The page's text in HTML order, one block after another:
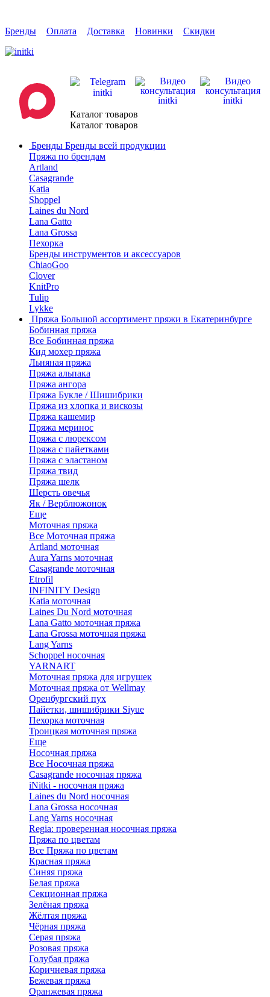
Бренды Оплата Доставка Новинки Скидки
Каталог товаров
Каталог товаров
Бренды Бренды всей продукции
Пряжа по брендам
Artland
Casagrande
Katia
Shoppel
Laines du Nord
Lana Gatto
Lana Grossa
Пехорка
Бренды инструментов и аксессуаров
ChiaoGoo
Clover
KnitPro
Tulip
Lykke
Пряжа Большой ассортимент пряжи в Екатеринбурге
Бобинная пряжа
Все Бобинная пряжа
Кид мохер пряжа
Льняная пряжа
Пряжа альпака
Пряжа ангора
Пряжа Букле / Шишибрики
Пряжа из хлопка и вискозы
Пряжа кашемир
Пряжа меринос
Пряжа с люрексом
Пряжа с пайетками
Пряжа с эластаном
Пряжа твид
Пряжа шелк
Шерсть овечья
Як / Верблюжонок
Еще
Моточная пряжа
Все Моточная пряжа
Artland моточная
Aura Yarns моточная
Casagrande моточная
Etrofil
INFINITY Design
Katia моточная
Laines Du Nord моточная
Lana Gatto моточная пряжа
Lana Grossa моточная пряжа
Lang Yarns
Schoppel носочная
YARNART
Моточная пряжа для игрушек
Моточная пряжа от Wellmay
Оренбургский пух
Пайетки, шишибрики Siyue
Пехорка моточная
Троицкая моточная пряжа
Еще
Носочная пряжа
Все Носочная пряжа
Casagrande носочная пряжа
iNitki - носочная пряжа
Laines du Nord носочная
Lana Grossa носочная
Lang Yarns носочная
Regia: проверенная носочная пряжа
Пряжа по цветам
Все Пряжа по цветам
Красная пряжа
Синяя пряжа
Белая пряжа
Секционная пряжа
Зелёная пряжа
Жёлтая пряжа
Чёрная пряжа
Серая пряжа
Розовая пряжа
Голубая пряжа
Коричневая пряжа
Бежевая пряжа
Оранжевая пряжа